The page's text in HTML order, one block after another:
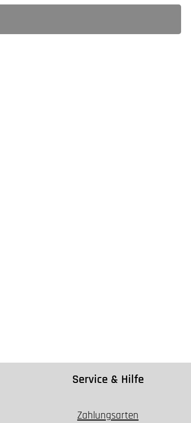
Service & Hilfe
Zahlungsarten